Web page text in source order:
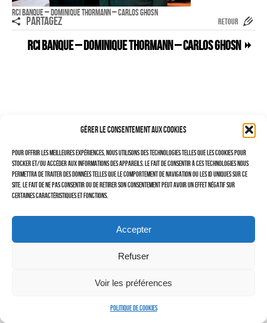
Gérer le consentement aux cookies
Pour offrir les meilleures expériences, nous utilisons des technologies telles que les cookies pour
stocker et/ou accéder aux informations des appareils. Le fait de consentir à ces technologies nous
permettra de traiter des données telles que le comportement de navigation ou les ID uniques sur ce
site. Le fait de ne pas consentir ou de retirer son consentement peut avoir un effet négatif sur
certaines caractéristiques et fonctions.
Accepter
Refuser
Voir les préférences
Politique de cookies
Imagerie Aérienne
PHOTOGRAMMÉTRIE
–
CARNET DE NOTES (BLOG)
–
Politique de cookies (UE)
RCI Banque – Dominique Thormann – Carlos Ghosn
PARTAGEZ RETOUR
RCI Banque – Dominique Thormann – Carlos Ghosn